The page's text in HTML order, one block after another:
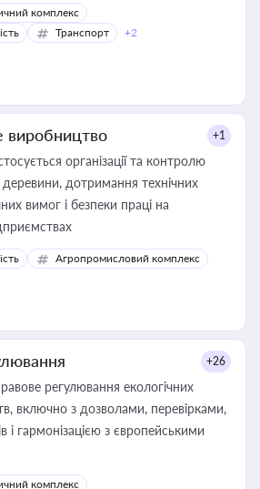
комплекс
Транспорт +2
виробництво +1
організації та контролю
дотримання технічних
вимог і безпеки праці на
Агропромисловий комплекс
+26
регулювання екологічних
включно з дозволами, перевірками,
і гармонізацією з європейськими
комплекс